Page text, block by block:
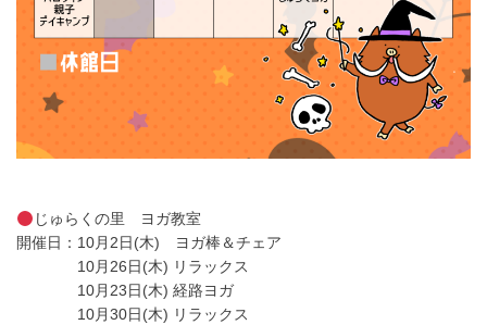
じゅらくの里 ヨガ教室
開催日：10月2日(木) ヨガ棒＆チェア
10月26日(木) リラックス
10月23日(木) 経路ヨガ
10月30日(木) リラックス